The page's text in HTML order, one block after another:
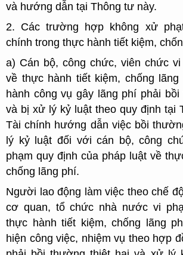
và hướng dẫn tại Thông tư này.
2. Các trường hợp không xử
chính trong thực hành tiết kiệm,
a) Cán bộ, công chức, viên chức
về thực hành tiết kiệm, chống
hành công vụ gây lãng phí phải
và bị xử lý kỷ luật theo quy định tại
Tài chính hướng dẫn việc bồi
lý kỷ luật đối với cán bộ, công
phạm quy định của pháp luật về
chống lãng phí.
Người lao động làm việc theo chế
cơ quan, tổ chức nhà nước vi
thực hành tiết kiệm, chống lãng
hiện công việc, nhiệm vụ theo hợp